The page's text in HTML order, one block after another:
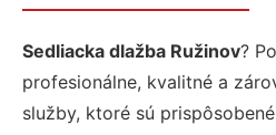
Sedliacka dlažba Ružinov?
profesionálne, kvalitné a
služby, ktoré sú